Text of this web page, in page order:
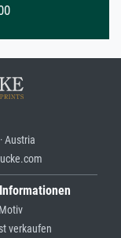
Austria
verkaufen